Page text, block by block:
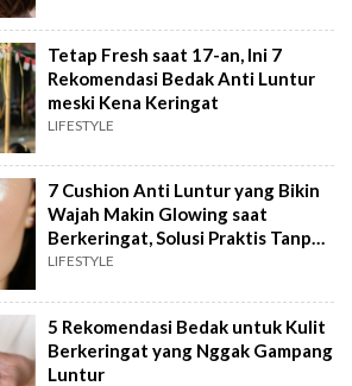
Tetap Fresh saat 17-an, Ini 7
Rekomendasi Bedak Anti Luntur
meski Kena Keringat
LIFESTYLE
7 Cushion Anti Luntur yang Bikin
Wajah Makin Glowing saat
Berkeringat, Solusi Praktis Tanpa
Touch Up
LIFESTYLE
5 Rekomendasi Bedak untuk Kulit
Berkeringat yang Nggak Gampang
Luntur